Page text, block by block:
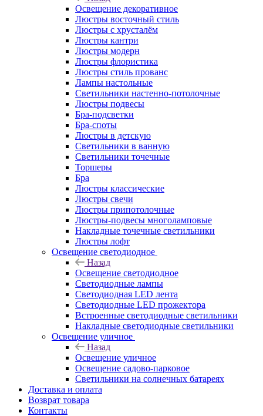
Освещение декоративное
Люстры восточный стиль
Люстры с хрусталём
Люстры кантри
Люстры модерн
Люстры флористика
Люстры стиль прованс
Лампы настольные
Светильники настенно-потолочные
Люстры подвесы
Бра-подсветки
Бра-споты
Люстры в детскую
Светильники в ванную
Светильники точечные
Торшеры
Бра
Люстры классические
Люстры свечи
Люстры припотолочные
Люстры-подвесы многоламповые
Накладные точечные светильники
Люстры лофт
Освещение светодиодное
Назад
Освещение светодиодное
Светодиодные лампы
Светодиодная LED лента
Светодиодные LED прожектора
Встроенные светодиодные светильники
Накладные светодиодные светильники
Освещение уличное
Назад
Освещение уличное
Освещение садово-парковое
Светильники на солнечных батареях
Доставка и оплата
Возврат товара
Контакты